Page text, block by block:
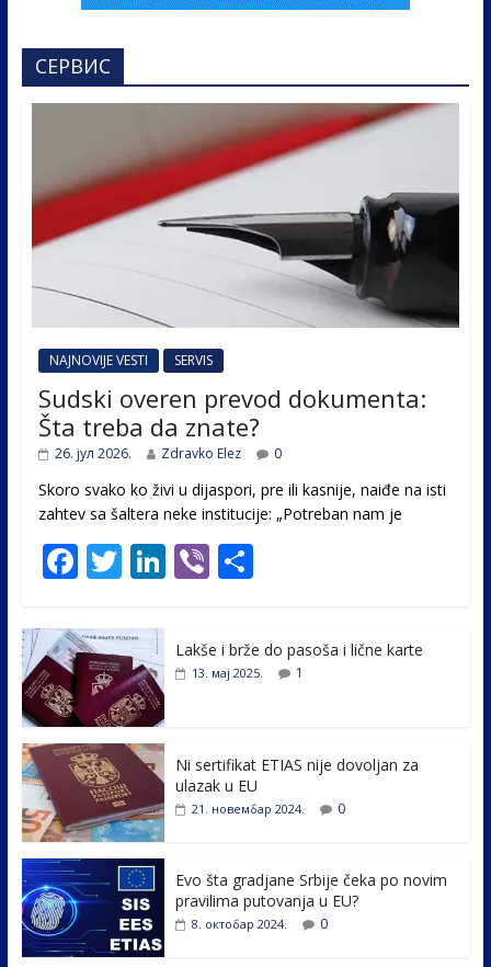
СЕРВИС
NAJNOVIJE VESTI SERVIS
Sudski overen prevod dokumenta:
Šta treba da znate?
26. јул 2026. Zdravko Elez 0
Skoro svako ko živi u dijaspori, pre ili kasnije, naiđe na isti
zahtev sa šaltera neke institucije: „Potreban nam je
F
e
b
o
o
k
T
itt
er
Li
e
Vi
er
S
ar
e
Lakše i brže do pasoša i lične karte
13. мај 2025. 1
Ni sertifikat ETIAS nije dovoljan za
ulazak u EU
21. новембар 2024. 0
Evo šta gradjane Srbije čeka po novim
pravilima putovanja u EU?
8. октобар 2024. 0